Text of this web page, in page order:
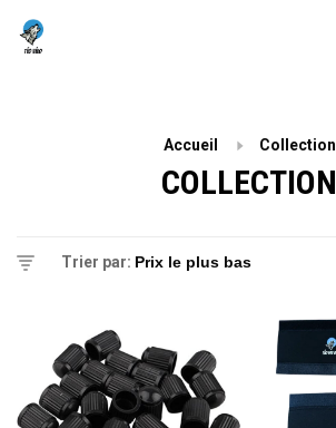
Accueil Collection
COLLECTION
Trier par: